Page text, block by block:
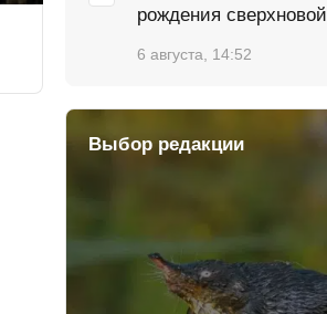
рождения сверхновой
6 августа, 14:52
Выбор редакции